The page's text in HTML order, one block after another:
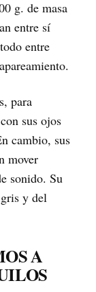
g. de masa
entre sí
entre
para
sus ojos
cambio, sus
mover
sonido. Su
y del
A